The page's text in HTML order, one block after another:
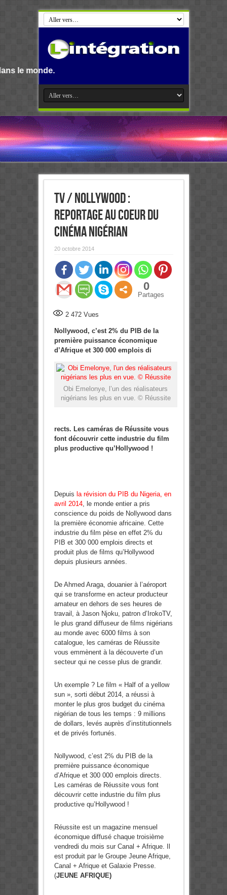
TV / Nollywood :
reportage au coeur du
cinéma nigérian
20 octobre 2014
0
Partages
2 472Vues
Nollywood, c’est 2% du PIB de la
première puissance économique
d’Afrique et 300 000 emplois di
Obi Emelonye, l’un des réalisateurs
nigérians les plus en vue. © Réussite
rects. Les caméras de Réussite vous
font découvrir cette industrie du film
plus productive qu’Hollywood !
Depuis la révision du PIB du Nigeria, en
avril 2014, le monde entier a pris
conscience du poids de Nollywood dans
la première économie africaine. Cette
industrie du film pèse en effet 2% du
PIB et 300 000 emplois directs et
produit plus de films qu’Hollywood
depuis plusieurs années.
De Ahmed Araga, douanier à l’aéroport
qui se transforme en acteur producteur
amateur en dehors de ses heures de
travail, à Jason Njoku, patron d’IrokoTV,
le plus grand diffuseur de films nigérians
au monde avec 6000 films à son
catalogue, les caméras de Réussite
vous emmènent à la découverte d’un
secteur qui ne cesse plus de grandir.
Un exemple ? Le film « Half of a yellow
sun », sorti début 2014, a réussi à
monter le plus gros budget du cinéma
nigérian de tous les temps : 9 millions
de dollars, levés auprès d’institutionnels
et de privés fortunés.
Nollywood, c’est 2% du PIB de la
première puissance économique
d’Afrique et 300 000 emplois directs.
Les caméras de Réussite vous font
découvrir cette industrie du film plus
productive qu’Hollywood !
Réussite est un magazine mensuel
économique diffusé chaque troisième
vendredi du mois sur Canal + Afrique. Il
est produit par le Groupe Jeune Afrique,
Canal + Afrique et Galaxie Presse.
(JEUNE AFRIQUE)